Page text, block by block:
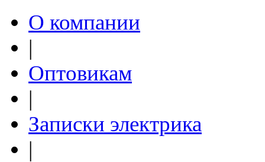
О компании
|
Оптовикам
|
Записки электрика
|